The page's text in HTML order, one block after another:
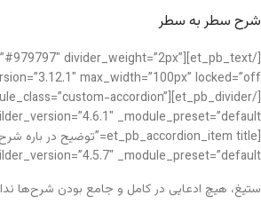
شرح سطر به سطر
divider_weight=”2px”
module_class=”custom-accordion”
_module_preset=”default”]
ستیغ، هیچ ادعایی در کامل و جامع بودن شرح‌ها